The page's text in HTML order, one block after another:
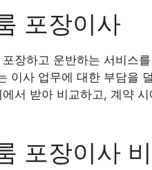
포장이사
장하고 운반하는 서비스
이사 업무에 대한 부담을
서 받아 비교하고, 계약
포장이사